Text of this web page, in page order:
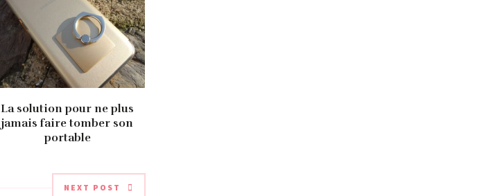
La solution pour ne plus
jamais faire tomber son
portable
NEXT POST